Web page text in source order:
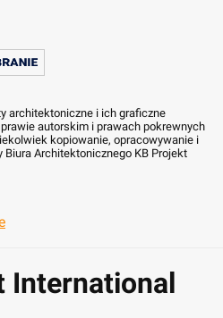
architektoniczne i ich graficzne
autorskim i prawach pokrewnych
kopiowanie, opracowywanie i
Biura Architektonicznego KB Projekt
International